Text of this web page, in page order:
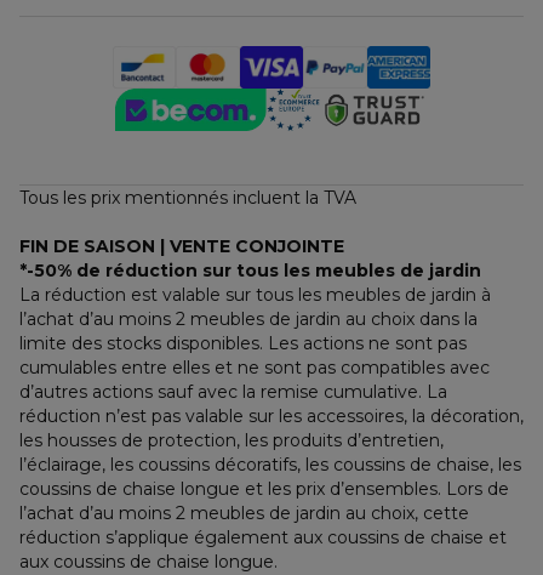
Tous les prix mentionnés incluent la TVA
FIN DE SAISON | VENTE CONJOINTE
*-50% de réduction sur tous les meubles de jardin
La réduction est valable sur tous les meubles de jardin à
l’achat d’au moins 2 meubles de jardin au choix dans la
limite des stocks disponibles. Les actions ne sont pas
cumulables entre elles et ne sont pas compatibles avec
d’autres actions sauf avec la remise cumulative. La
réduction n’est pas valable sur les accessoires, la décoration,
les housses de protection, les produits d’entretien,
l’éclairage, les coussins décoratifs, les coussins de chaise, les
coussins de chaise longue et les prix d’ensembles. Lors de
l’achat d’au moins 2 meubles de jardin au choix, cette
réduction s’applique également aux coussins de chaise et
aux coussins de chaise longue.